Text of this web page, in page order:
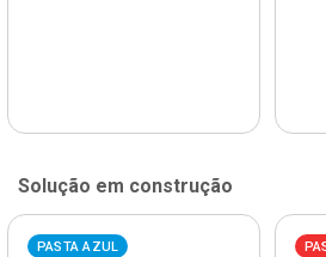
Solução em construção
PASTA AZUL